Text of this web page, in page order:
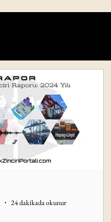
Yeniler
24 dakikada okunur